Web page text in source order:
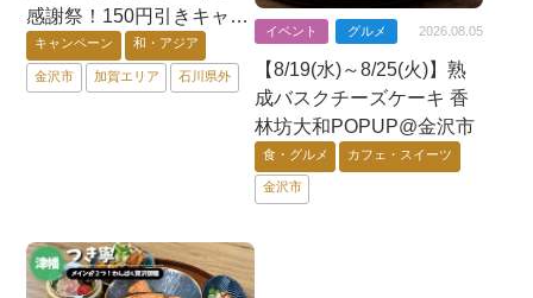
感謝祭！150円引きキャン
ペーン、さらに期間中ご
飯大盛が無料！
キャンペーン 和・アジア
金沢市 加賀エリア 石川県外
イベント グルメ 2026.08.05
【8/19(水)～8/25(火)】熟
成バスクチーズケーキ 香
林坊大和POPUP@金沢市
食・グルメ カフェ・スイーツ
金沢市